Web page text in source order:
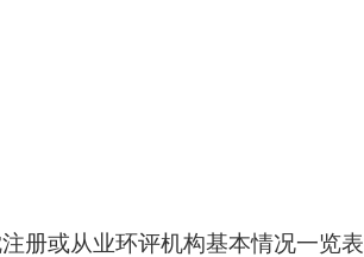
册或从业环评机构基本情况一览表